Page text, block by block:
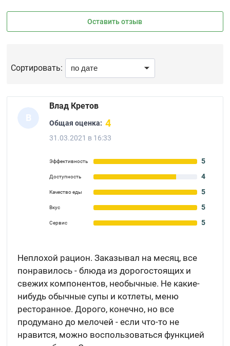
Оставить отзыв
Сортировать:
В
Влад Кретов
Общая оценка: 4
31.03.2021 в 16:33
Эффективность 5
Доступность 4
Качество еды 5
Вкус 5
Сервис 5
Неплохой рацион. Заказывал на месяц, все
понравилось - блюда из дорогостоящих и
свежих компонентов, необычные. Не какие-
нибудь обычные супы и котлеты, меню
ресторанное. Дорого, конечно, но все
продумано до мелочей - если что-то не
нравится, можно воспользоваться функцией